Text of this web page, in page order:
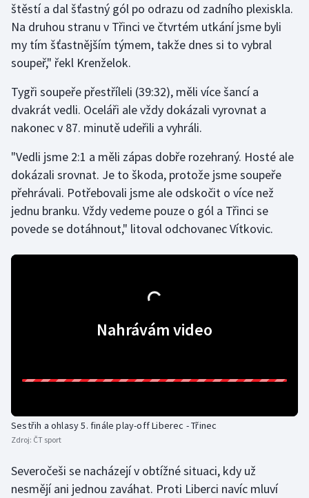
Gymnastika
Házená
Judo
Lezení
Lyže a snowboard
Ragby
Rychlobruslení
štěstí a dal šťastný gól po odrazu od zadního plexiskla.
Na druhou stranu v Třinci ve čtvrtém utkání jsme byli
my tím šťastnějším týmem, takže dnes si to vybral
soupeř," řekl Krenželok.
Tygři soupeře přestříleli (39:32), měli více šancí a
dvakrát vedli. Oceláři ale vždy dokázali vyrovnat a
nakonec v 87. minutě udeřili a vyhráli.
"Vedli jsme 2:1 a měli zápas dobře rozehraný. Hosté ale
dokázali srovnat. Je to škoda, protože jsme soupeře
přehrávali. Potřebovali jsme ale odskočit o více než
jednu branku. Vždy vedeme pouze o gól a Třinci se
povede se dotáhnout," litoval odchovanec Vítkovic.
Nahrávám video
Sestřih a ohlasy 5. finále play-off Liberec - Třinec
Zdroj: ČT sport
Severočeši se nacházejí v obtížné situaci, kdy už
nesmějí ani jednou zaváhat. Proti Liberci navíc mluví